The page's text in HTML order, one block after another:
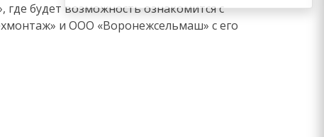
будет возможность ознакомится с
и ООО «Воронежсельмаш» с его